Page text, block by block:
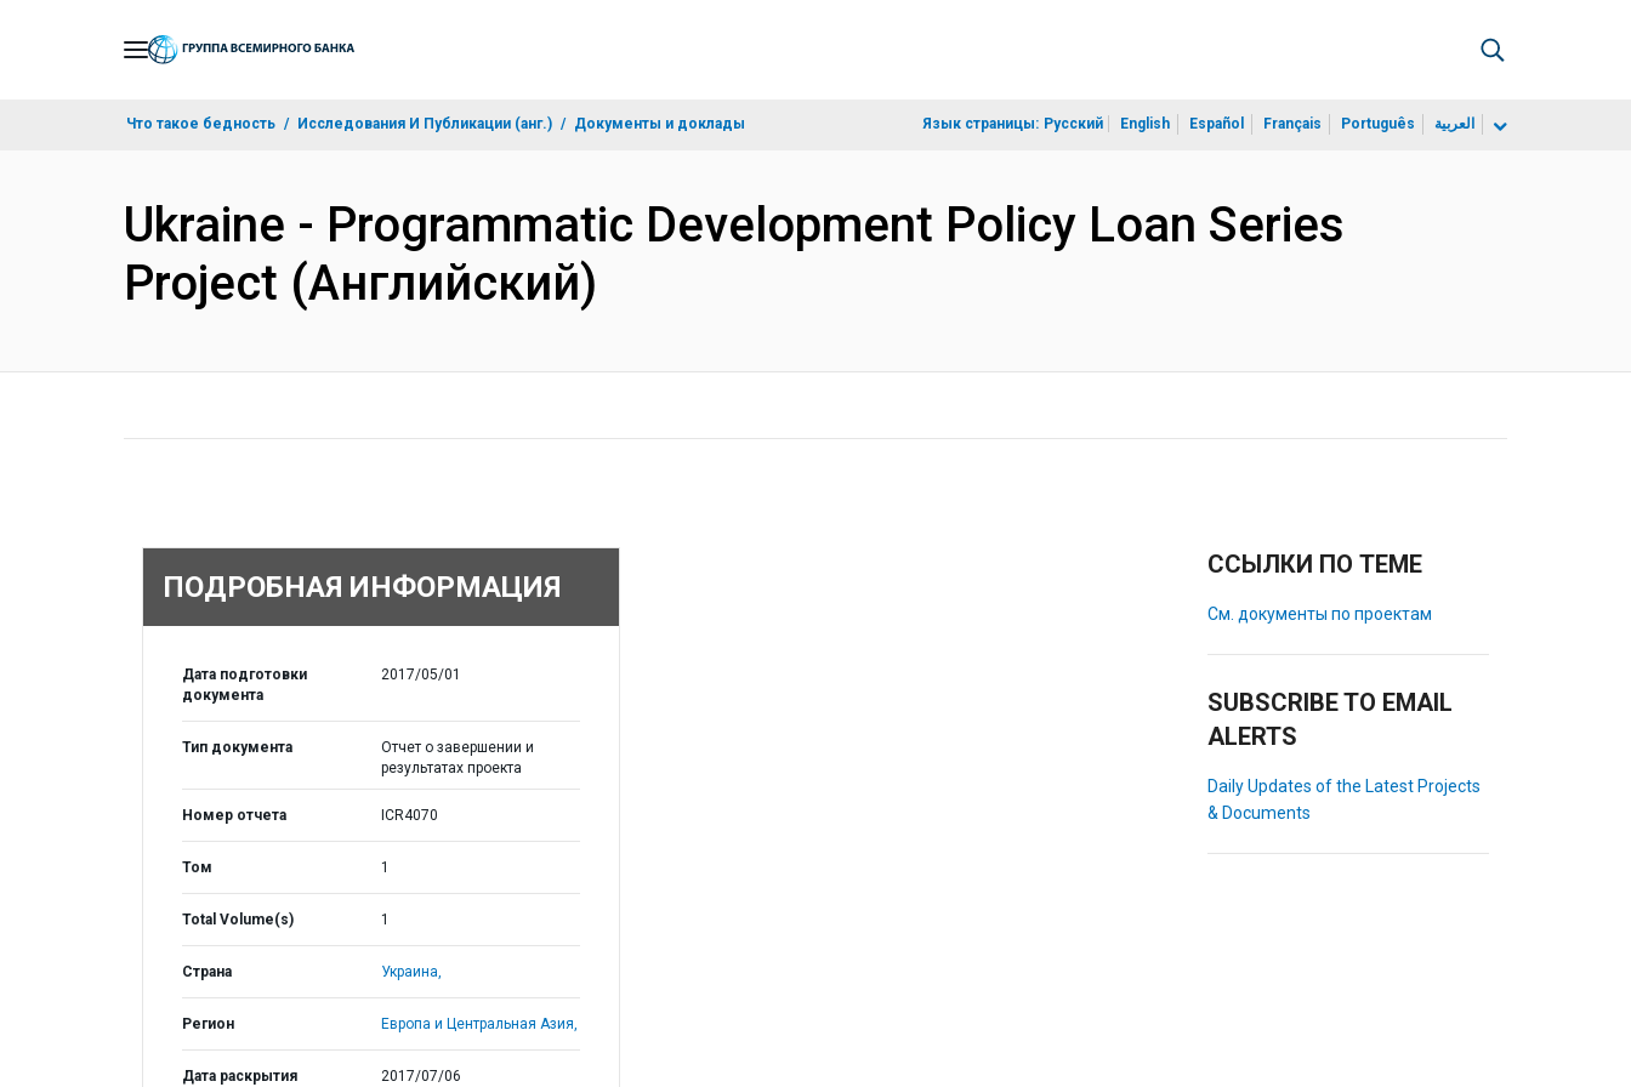
Что такое бедность Исследования И Публикации (анг.) Документы и доклады Язык страницы: Русский English Español Français Português العربية
Ukraine - Programmatic Development Policy Loan Series
Project (Английский)
ПОДРОБНАЯ ИНФОРМАЦИЯ
Дата подготовки
документа
2017/05/01
Тип документа
Отчет о завершении и
результатах проекта
Номер отчета ICR4070
Том 1
Total Volume(s) 1
Страна Украина,
Регион Европа и Центральная Азия,
Дата раскрытия
2017/07/06
ССЫЛКИ ПО ТЕМЕ
См. документы по проектам
SUBSCRIBE TO EMAIL
ALERTS
Daily Updates of the Latest Projects
& Documents